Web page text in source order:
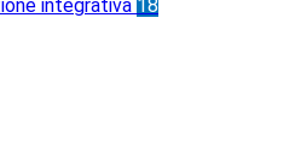
integrativa 18